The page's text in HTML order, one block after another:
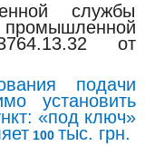
службы
от
подачи
установить
«под ключ»
100 тыс. грн.